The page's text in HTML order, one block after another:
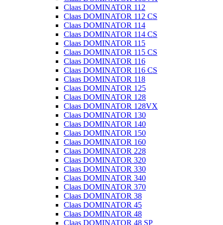
Claas DOMINATOR 112
Claas DOMINATOR 112 CS
Claas DOMINATOR 114
Claas DOMINATOR 114 CS
Claas DOMINATOR 115
Claas DOMINATOR 115 CS
Claas DOMINATOR 116
Claas DOMINATOR 116 CS
Claas DOMINATOR 118
Claas DOMINATOR 125
Claas DOMINATOR 128
Claas DOMINATOR 128VX
Claas DOMINATOR 130
Claas DOMINATOR 140
Claas DOMINATOR 150
Claas DOMINATOR 160
Claas DOMINATOR 228
Claas DOMINATOR 320
Claas DOMINATOR 330
Claas DOMINATOR 340
Claas DOMINATOR 370
Claas DOMINATOR 38
Claas DOMINATOR 45
Claas DOMINATOR 48
Claas DOMINATOR 48 SP